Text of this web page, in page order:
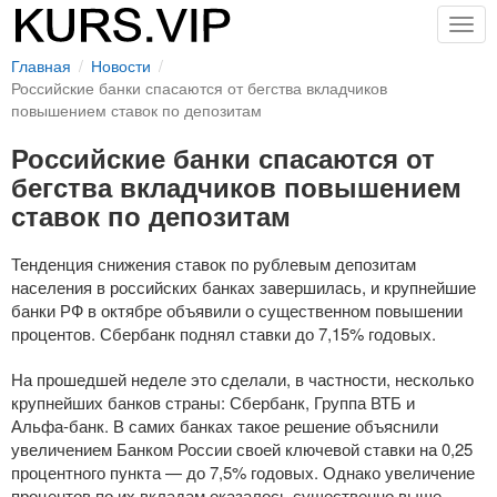
Главная
Новости
Российские банки спасаются от бегства вкладчиков
повышением ставок по депозитам
Российские банки спасаются от
бегства вкладчиков повышением
ставок по депозитам
Тенденция снижения ставок по рублевым депозитам
населения в российских банках завершилась, и крупнейшие
банки РФ в октябре объявили о существенном повышении
процентов. Сбербанк поднял ставки до 7,15% годовых.
На прошедшей неделе это сделали, в частности, несколько
крупнейших банков страны: Сбербанк, Группа ВТБ и
Альфа-банк. В самих банках такое решение объяснили
увеличением Банком России своей ключевой ставки на 0,25
процентного пункта — до 7,5% годовых. Однако увеличение